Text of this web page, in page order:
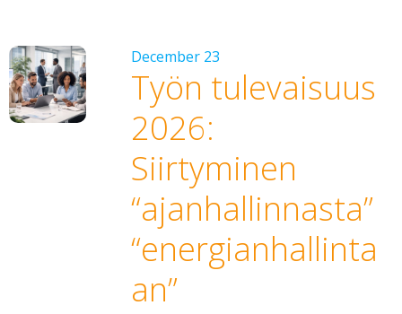
December 23
Työn tulevaisuus
2026:
Siirtyminen
“ajanhallinnasta”
“energianhallinta
an”